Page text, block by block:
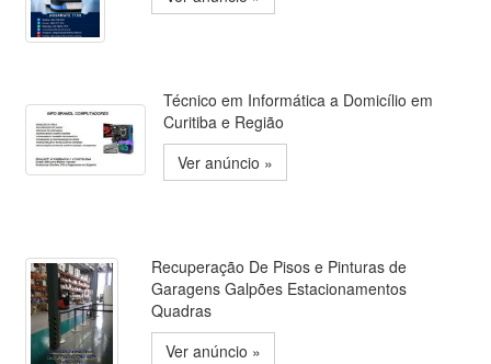
Técnico em Informática a Domicílio em
Curitiba e Região
Ver anúncio »
Recuperação De Pisos e Pinturas de
Garagens Galpões Estacionamentos
Quadras
Ver anúncio »